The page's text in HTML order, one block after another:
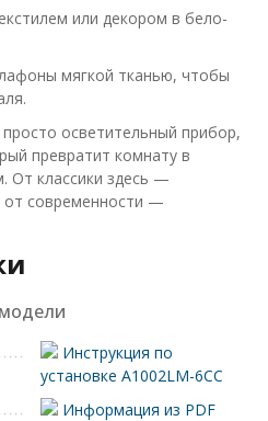
или декором в бело-
мягкой тканью, чтобы
осветительный прибор,
превратит комнату в
От классики здесь —
от современности —
Инструкция по
установке A1002LM-6CC
Информация из PDF